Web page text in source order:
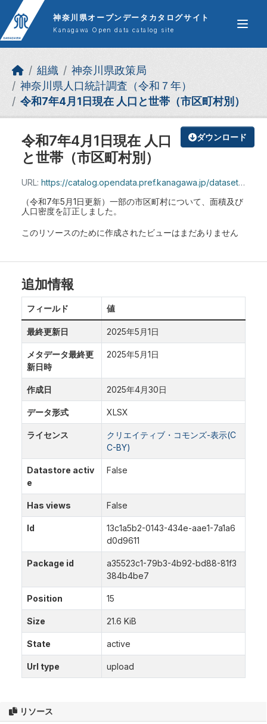
Skip to main content
神奈川県オープンデータカタログサイト
Kanagawa Open data catalog site
組織
神奈川県政策局
神奈川県人口統計調査（令和７年）
令和7年4月1日現在 人口と世帯（市区町村別）
ダウンロード
令和7年4月1日現在 人口
と世帯（市区町村別）
URL: https://catalog.opendata.pref.kanagawa.jp/dataset/a35523c1-79b3-4b92-bd88-81f3384b4be7/resource/13c1a5b2-0143-434e-aae1-7a1a6d0d9611/download/jinkotosetai_r7_4_teisei.xlsx
（令和7年5月1日更新）一部の市区町村について、面積及び
人口密度を訂正しました。
このリソースのために作成されたビューはまだありません
リソース
追加情報
フィールド 値
最終更新日 2025年5月1日
メタデータ最終更
新日時
2025年5月1日
作成日 2025年4月30日
データ形式 XLSX
ライセンス
クリエイティブ・コモンズ-表示(C
C-BY)
Datastore activ
e
False
Has views False
Id
13c1a5b2-0143-434e-aae1-7a1a6
d0d9611
Package id
a35523c1-79b3-4b92-bd88-81f3
384b4be7
Position 15
Size 21.6 KiB
State active
Url type upload